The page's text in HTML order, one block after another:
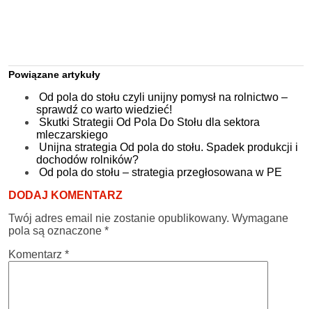
Powiązane artykuły
Od pola do stołu czyli unijny pomysł na rolnictwo –
sprawdź co warto wiedzieć!
Skutki Strategii Od Pola Do Stołu dla sektora
mleczarskiego
Unijna strategia Od pola do stołu. Spadek produkcji i
dochodów rolników?
Od pola do stołu – strategia przegłosowana w PE
DODAJ KOMENTARZ
Twój adres email nie zostanie opublikowany. Wymagane
pola są oznaczone *
Komentarz *